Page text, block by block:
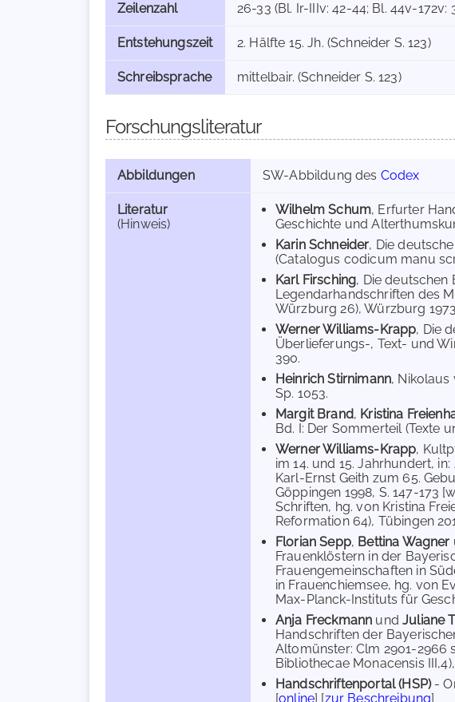
Zeilenzahl 26-33 (Bl. Ir-IIIv: 42-44; Bl. 44v-172v:
Entstehungszeit 2. Hälfte 15. Jh. (Schneider S. 123)
Schreibsprache mittelbair. (Schneider S. 123)
Forschungsliteratur
Abbildungen SW-Abbildung des Codex
Literatur
(Hinweis)
Wilhelm Schum, Erfurter
Geschichte und
Karin Schneider, Die
(Catalogus codicum manu
Karl Firsching, Die
Legendarhandschriften des
Würzburg 26), Würzburg
Werner Williams-Krapp, Die
Überlieferungs-, Text- und
390.
Heinrich Stirnimann, Nikolaus
Sp. 1053.
Margit Brand, Kristina
Bd. I: Der Sommerteil (Texte
Werner Williams-Krapp,
im 14. und 15. Jahrhundert, in:
Karl-Ernst Geith zum 65.
Göppingen 1998, S. 147-173
Schriften, hg. von Kristina
Reformation 64), Tübingen
Florian Sepp, Bettina Wagner
Frauenklöstern in der
Frauengemeinschaften in
in Frauenchiemsee, hg. von
Max-Planck-Instituts für
Anja Freckmann undJuliane
Handschriften der
Altomünster: Clm 2901-
Bibliothecae Monacensis
Handschriftenportal (HSP)-
[online] [zur Beschreibung]